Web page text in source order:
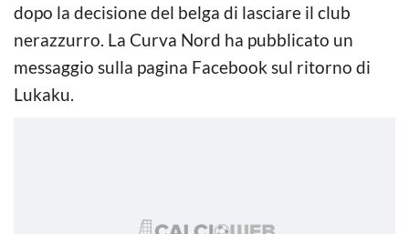
dopo la decisione del belga di lasciare il club
nerazzurro. La Curva Nord ha pubblicato un
messaggio sulla pagina Facebook sul ritorno di
Lukaku.